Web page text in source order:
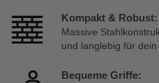
Kompakt & Robust:
Massive
und langlebig für dein
Bequeme Griffe: